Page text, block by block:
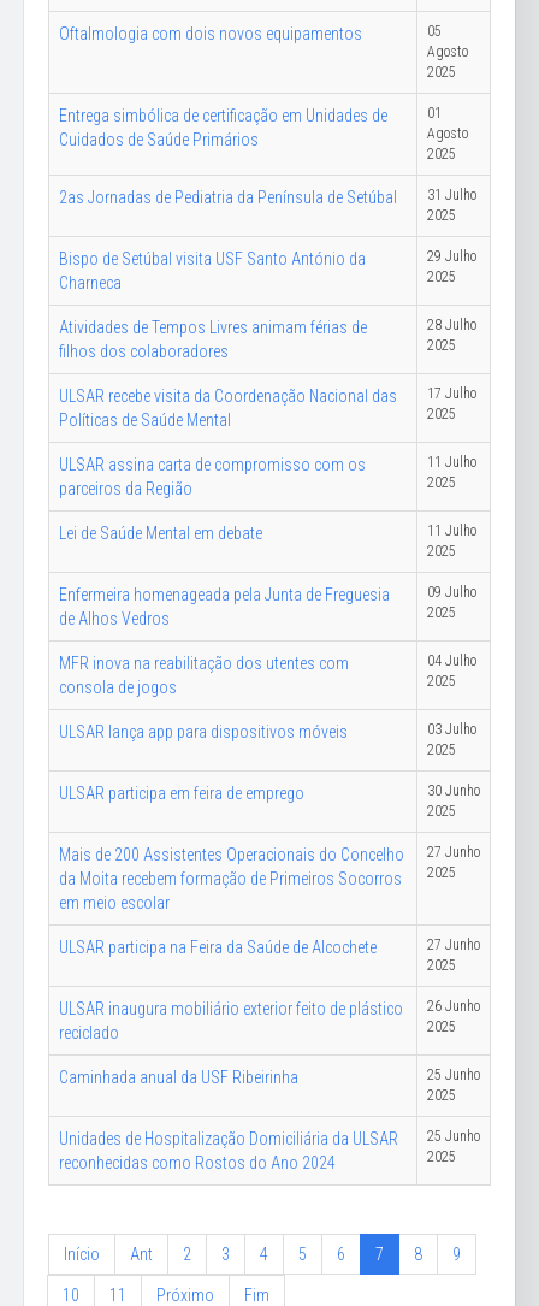
Oftalmologia com dois novos equipamentos
05
Agosto
2025
Entrega simbólica de certificação em Unidades de
Cuidados de Saúde Primários
01
Agosto
2025
2as Jornadas de Pediatria da Península de Setúbal
31 Julho
2025
Bispo de Setúbal visita USF Santo António da
Charneca
29 Julho
2025
Atividades de Tempos Livres animam férias de
filhos dos colaboradores
28 Julho
2025
ULSAR recebe visita da Coordenação Nacional das
Políticas de Saúde Mental
17 Julho
2025
ULSAR assina carta de compromisso com os
parceiros da Região
11 Julho
2025
Lei de Saúde Mental em debate
11 Julho
2025
Enfermeira homenageada pela Junta de Freguesia
de Alhos Vedros
09 Julho
2025
MFR inova na reabilitação dos utentes com
consola de jogos
04 Julho
2025
ULSAR lança app para dispositivos móveis
03 Julho
2025
ULSAR participa em feira de emprego
30 Junho
2025
Mais de 200 Assistentes Operacionais do Concelho
da Moita recebem formação de Primeiros Socorros
em meio escolar
27 Junho
2025
ULSAR participa na Feira da Saúde de Alcochete
27 Junho
2025
ULSAR inaugura mobiliário exterior feito de plástico
reciclado
26 Junho
2025
Caminhada anual da USF Ribeirinha
25 Junho
2025
Unidades de Hospitalização Domiciliária da ULSAR
reconhecidas como Rostos do Ano 2024
25 Junho
2025
Início Ant 2 3 4 5 6 7 8 9
10 11 Próximo Fim